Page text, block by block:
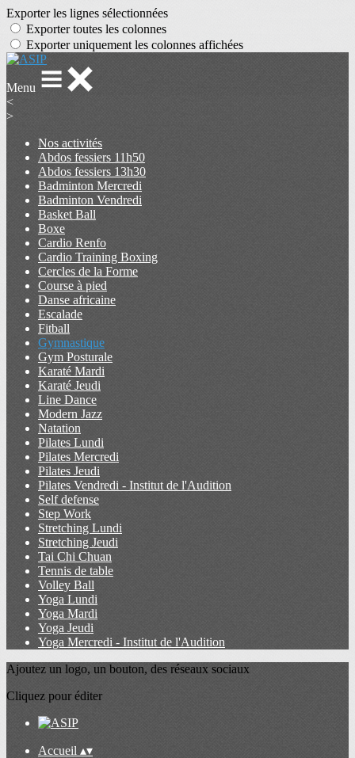
Exporter les lignes sélectionnées
Exporter toutes les colonnes
Exporter uniquement les colonnes affichées
Menu
<
>
Nos activités
Abdos fessiers 11h50
Abdos fessiers 13h30
Badminton Mercredi
Badminton Vendredi
Basket Ball
Boxe
Cardio Renfo
Cardio Training Boxing
Cercles de la Forme
Course à pied
Danse africaine
Escalade
Fitball
Gymnastique
Gym Posturale
Karaté Mardi
Karaté Jeudi
Line Dance
Modern Jazz
Natation
Pilates Lundi
Pilates Mercredi
Pilates Jeudi
Pilates Vendredi - Institut de l'Audition
Self defense
Step Work
Stretching Lundi
Stretching Jeudi
Tai Chi Chuan
Tennis de table
Volley Ball
Yoga Lundi
Yoga Mardi
Yoga Jeudi
Yoga Mercredi - Institut de l'Audition
Ajoutez un logo, un bouton, des réseaux sociaux
Cliquez pour éditer
Accueil ▴▾